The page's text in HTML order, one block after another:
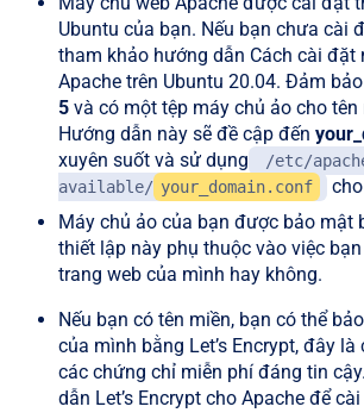
Ubuntu của bạn. Nếu bạn chưa cài
tham khảo hướng dẫn Cách cài đặt
Apache trên Ubuntu 20.04. Đảm
5 và có một tệp máy chủ ảo cho tên
Hướng dẫn này sẽ đề cập đến
xuyên suốt và sử dụng
/etc/
available/ your_domain.conf
Máy chủ ảo của bạn được bảo mật
thiết lập này phụ thuộc vào việc
trang web của mình hay không.
Nếu bạn có tên miền, bạn có thể
của mình bằng Let’s Encrypt, đây
các chứng chỉ miễn phí đáng tin
dẫn Let’s Encrypt cho Apache để